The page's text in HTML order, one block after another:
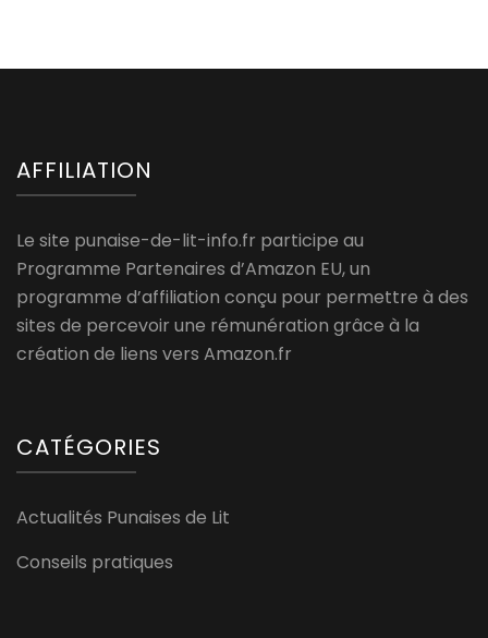
AFFILIATION
Le site punaise-de-lit-info.fr participe au
Programme Partenaires d’Amazon EU, un
programme d’affiliation conçu pour permettre à des
sites de percevoir une rémunération grâce à la
création de liens vers Amazon.fr
CATÉGORIES
Actualités Punaises de Lit
Conseils pratiques